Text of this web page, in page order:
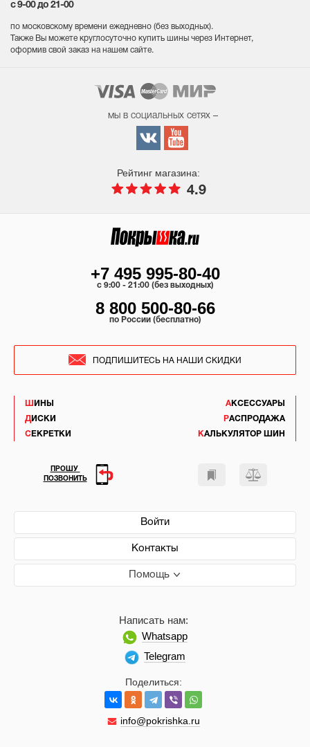
с 9-00 до 21-00
по московскому времени ежедневно (без выходных).
Также Вы можете круглосуточно купить шины через Интернет,
оформив свой заказ на нашем сайте.
мы в социальных сетях –
Рейтинг магазина:
4.9
ШИНЫ
ДИСКИ
СЕКРЕТКИ
АКСЕССУАРЫ
РАСПРОДАЖА
КАЛЬКУЛЯТОР ШИН
Войти
Контакты
Помощь
Поделиться:
info@pokrishka.ru
Написать нам:
Whatsapp
Telegram
+7 495 995-80-40
c 9:00 - 21:00 (без выходных)
8 800 500-80-66
по России (бесплатно)
ПОДПИШИТЕСЬ НА НАШИ СКИДКИ
ПРОШУ
ПОЗВОНИТЬ